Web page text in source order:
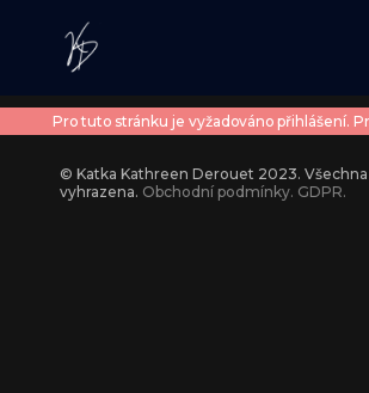
Pro tuto stránku je vyžadováno přihlášení.
© Katka Kathreen Derouet 2023. Všechna
vyhrazena. Obchodní podmínky. GDPR.